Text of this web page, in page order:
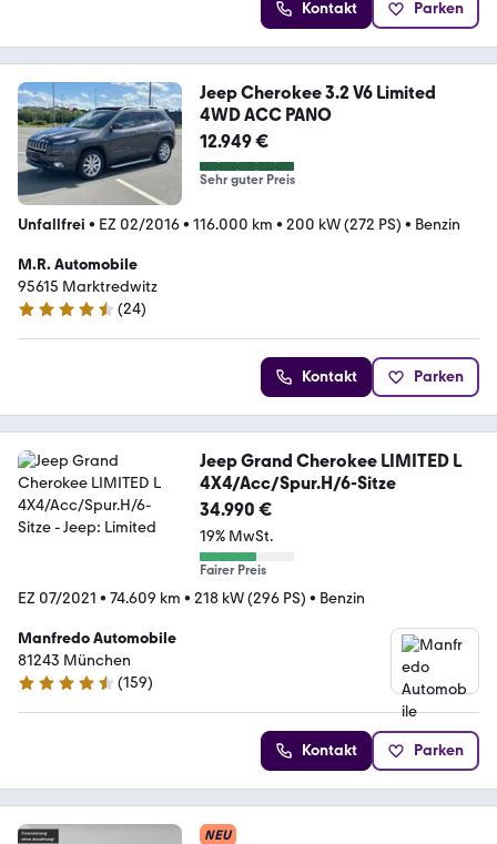
Kontakt Parken
Jeep Cherokee 3.2 V6 Limited
4WD ACC PANO
12.949 €
Sehr guter Preis
Unfallfrei • EZ 02/2016• 116.000 km • 200 kW (272 PS) • Benzin
M.R. Automobile
95615 Marktredwitz
4.7 Sterne
(24)
Kontakt Parken
Jeep Grand Cherokee LIMITED L
4X4/Acc/Spur.H/6-Sitze
34.990 €
19% MwSt.
Fairer Preis
EZ 07/2021 • 74.609 km • 218 kW (296 PS) • Benzin
Manfredo Automobile
81243 München
4.6 Sterne
(159)
Kontakt Parken
NEU